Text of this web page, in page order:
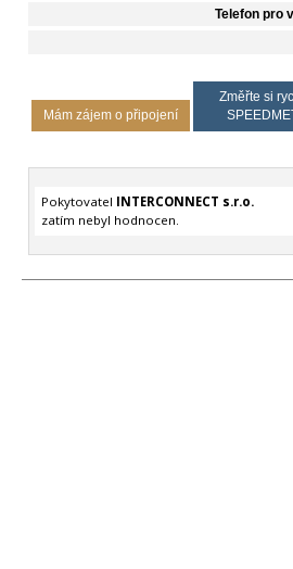
Telefon pro
Mám zájem o připojení
Změřte si
Pokytovatel INTERCONNECT s.r.o.
zatím nebyl hodnocen.